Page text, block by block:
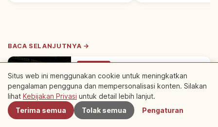
BACA SELANJUTNYA →
Kuil Rurikoin Kyoto: Refleksi Momiji &
Shoin Kaki Hiei-zan
Ruriko-in di Sakyo-ku, Kyoto: kuil Jodo
Shinshu di kaki Hiei-zan, 12.000 tsubo.
Refleksi momiji di meja pernis shoin viral;
kunjungan terbatas 3 kali setahun.
Kyoto →
Terdekat
Situs web ini menggunakan cookie untuk meningkatkan
pengalaman pengguna dan mempersonalisasi konten. Silakan
lihat Kebijakan Privasi untuk detail lebih lanjut.
Terima semua
Tolak semua Pengaturan